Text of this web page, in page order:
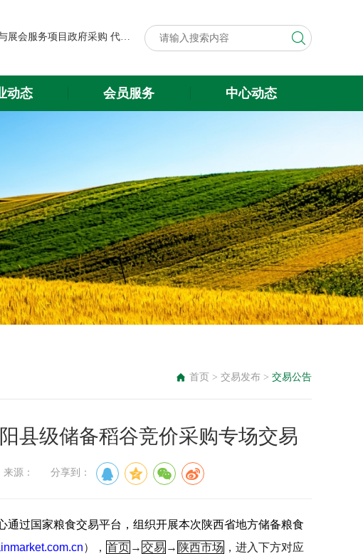
关于遴选第八届中国粮食交易大会 展台搭建与展会服务项目政府采购 代理机构的公告
动态 会员服务 中心动态
首页 > 交易发布 > 交易公告
县级储备稻谷竞价采购专场交易
源： 分享到：
过国家粮食交易平台，组织开展本次陕西省地方储备粮食
）， 首页 → 交易 → 陕西市场 ，进入下方对应